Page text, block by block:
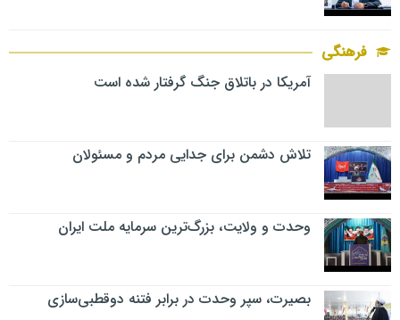
فرهنگی
آمریکا در باتلاق جنگ گرفتار شده است
تلاش دشمن برای جدایی مردم و مسئولان
وحدت و ولایت، بزرگ‌ترین سرمایه ملت ایران
بصیرت، سپر وحدت در برابر فتنه دوقطبی‌سازی